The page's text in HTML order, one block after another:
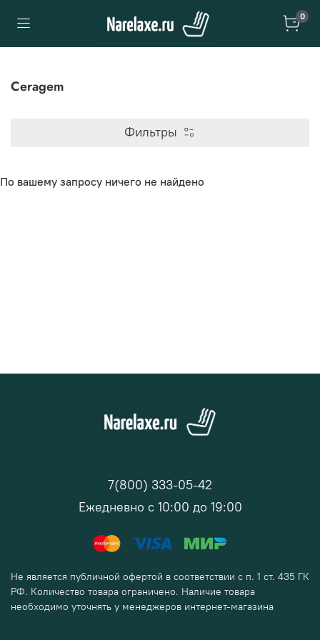
0
Ceragem
Фильтры
По вашему запросу ничего не найдено
7(800) 333-05-42
Ежедневно с 10:00 до 19:00
Не является публичной офертой в соответствии с п. 1 ст. 435 ГК
РФ. Количество товара ограничено. Наличие товара
необходимо уточнять у менеджеров интернет-магазина